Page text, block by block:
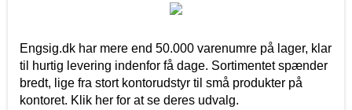
Engsig.dk har mere end 50.000 varenumre på lager, klar
til hurtig levering indenfor få dage. Sortimentet spænder
bredt, lige fra stort kontorudstyr til små produkter på
kontoret. Klik her for at se deres udvalg.